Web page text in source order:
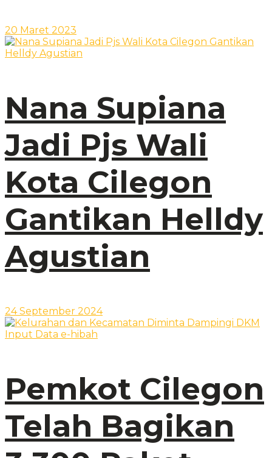
20 Maret 2023
Nana Supiana
Jadi Pjs Wali
Kota Cilegon
Gantikan Helldy
Agustian
24 September 2024
Pemkot Cilegon
Telah Bagikan